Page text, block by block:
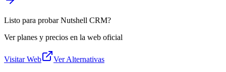
Listo para probar Nutshell CRM?
Ver planes y precios en la web oficial
Visitar Web Ver Alternativas